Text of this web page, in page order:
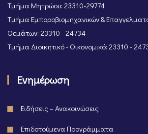
Τμήμα Μητρώου: 23310-29774
Τμήμα Εμποροβιομηχανικών &
Θεμάτων: 23310 - 24734
Τμήμα Διοικητικό - Οικονομικό: 23310 -
Ενημέρωση
Ειδήσεις – Ανακοινώσεις
Επιδοτούμενα Προγράμματα